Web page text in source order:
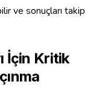
ve sonuçları takip
İçin Kritik